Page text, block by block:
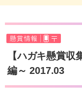
懸賞情報
【ハガキ懸賞
編～ 2017.03